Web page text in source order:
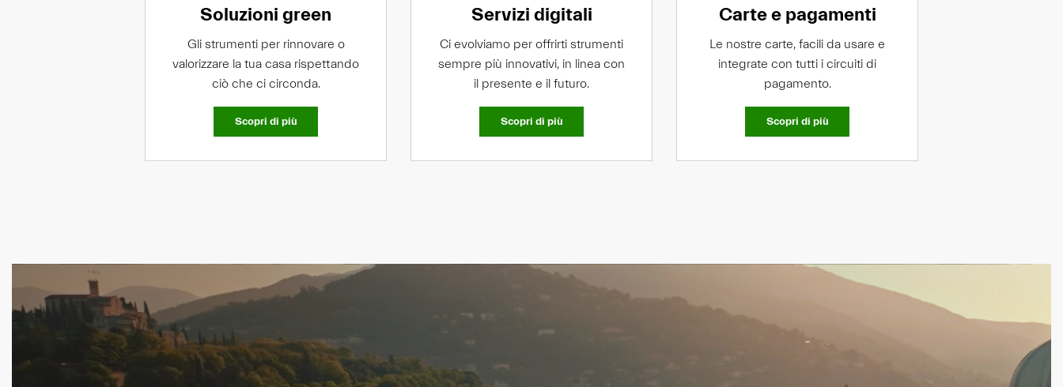
Soluzioni green
Gli strumenti per rinnovare o
valorizzare la tua casa rispettando
ciò che ci circonda.
Scopri di più
Servizi digitali
Ci evolviamo per offrirti strumenti
sempre più innovativi, in linea con
il presente e il futuro.
Scopri di più
Carte e pagamenti
Le nostre carte, facili da usare e
integrate con tutti i circuiti di
pagamento.
Scopri di più